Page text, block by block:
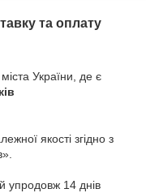
та оплату
України, де є
якості згідно з
упродовж 14 днів